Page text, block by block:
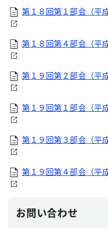
第１８回第１部会（平
第１８回第４部会（平
第１９回第２部会（平
第１９回第１部会（平
第１９回第３部会（平
第１９回第４部会（平
お問い合わせ